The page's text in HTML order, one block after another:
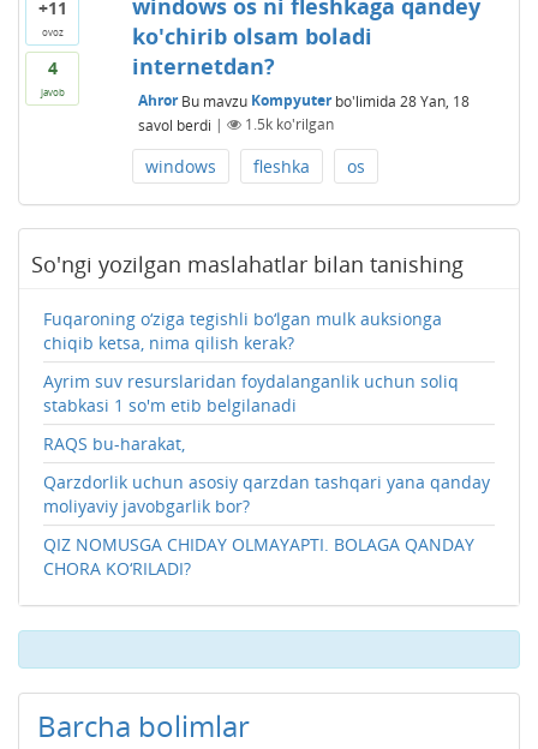
+11
ovoz
4
javob
ko'chirib olsam boladi
internetdan?
Ahror Bu mavzu Kompyuterbo'limida 28 Yan, 18
savol berdi | 1.5kko'rilgan
windows fleshka os
So'ngi yozilgan maslahatlar bilan tanishing
Fuqaroning o‘ziga tegishli bo‘lgan mulk auksionga
chiqib ketsa, nima qilish kerak?
Ayrim suv resurslaridan foydalanganlik uchun soliq
stabkasi 1 so'm etib belgilanadi
RAQS bu-harakat,
Qarzdorlik uchun asosiy qarzdan tashqari yana qanday
moliyaviy javobgarlik bor?
QIZ NOMUSGA CHIDAY OLMAYAPTI. BOLAGA QANDAY
CHORA KO‘RILADI?
Barcha bolimlar